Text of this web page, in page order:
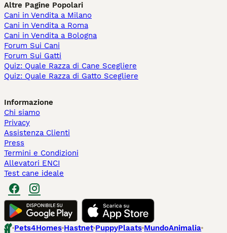
Altre Pagine Popolari
Cani in Vendita a Milano
Cani in Vendita a Roma
Cani in Vendita a Bologna
Forum Sui Cani
Forum Sui Gatti
Quiz: Quale Razza di Cane Scegliere
Quiz: Quale Razza di Gatto Scegliere
Informazione
Chi siamo
Privacy
Assistenza Clienti
Press
Termini e Condizioni
Allevatori ENCI
Test cane ideale
Pets4Homes Hastnet PuppyPlaats MundoAnimalia